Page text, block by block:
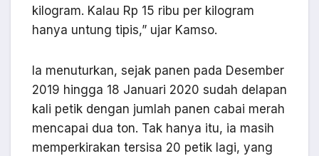
kilogram. Kalau Rp 15 ribu per kilogram
hanya untung tipis,” ujar Kamso.
Ia menuturkan, sejak panen pada Desember
2019 hingga 18 Januari 2020 sudah delapan
kali petik dengan jumlah panen cabai merah
mencapai dua ton. Tak hanya itu, ia masih
memperkirakan tersisa 20 petik lagi, yang